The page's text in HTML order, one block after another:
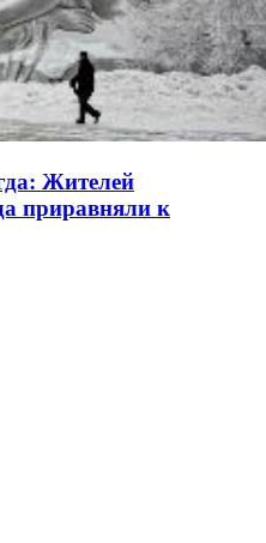
Жителей
приравняли к